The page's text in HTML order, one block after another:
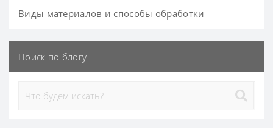
Виды материалов и способы обработки
Поиск по блогу